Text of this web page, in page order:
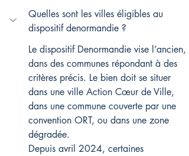
Quelles sont les villes éligibles au
dispositif denormandie ?
Le dispositif Denormandie vise l’ancien,
dans des communes répondant à des
critères précis. Le bien doit se situer
dans une ville Action Cœur de Ville,
dans une commune couverte par une
convention ORT, ou dans une zone
dégradée.
Depuis avril 2024, certaines